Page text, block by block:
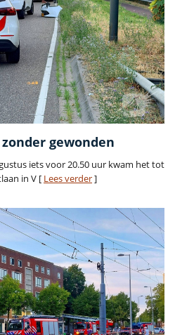
gewonden
iets voor 20.50 uur kwam het tot
in V [ Lees verder]